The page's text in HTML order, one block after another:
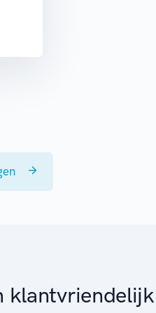
klantvriendelijk